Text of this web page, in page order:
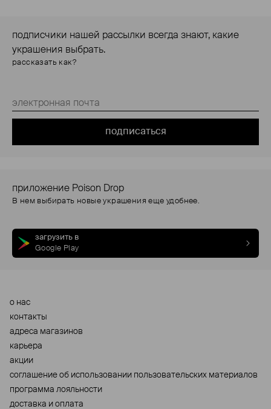
подписчики нашей рассылки всегда знают, какие
украшения выбрать.
рассказать как?
подписаться
приложение Poison Drop
В нем выбирать новые украшения еще удобнее.
загрузить в
Google Play
о нас
контакты
адреса магазинов
карьера
акции
cоглашение об использовании пользовательских материалов
программа лояльности
доставка и оплата